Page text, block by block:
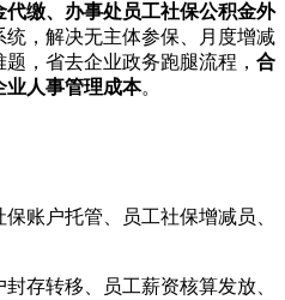
代缴、办事处员工社保公积金外
统，解决无主体参保、月度增减
，省去企业政务跑腿流程， 合
业人事管理成本。
账户托管、员工社保增减员、
存转移、员工薪资核算发放、